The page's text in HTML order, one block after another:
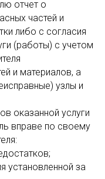
отчет о
частей и
либо с согласия
(работы) с учетом
и материалов, а
узлы и
оказанной услуги
вправе по своему
установленной за